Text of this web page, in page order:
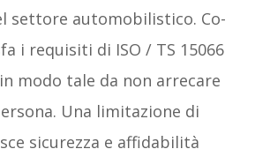
settore automobilistico. Co-
i requisiti di ISO / TS 15066
modo tale da non arrecare
Una limitazione di
sicurezza e affidabilità